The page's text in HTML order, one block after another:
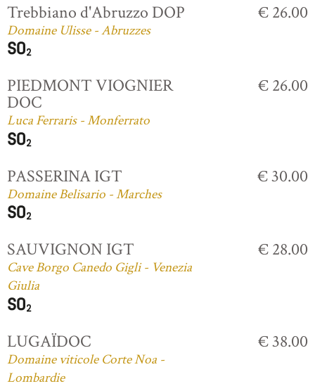
Trebbiano d'Abruzzo DOP
Domaine Ulisse - Abruzzes
€ 26.00
PIEDMONT VIOGNIER
DOC
Luca Ferraris - Monferrato
€ 26.00
PASSERINA IGT
Domaine Belisario - Marches
€ 30.00
SAUVIGNON IGT
Cave Borgo Canedo Gigli - Venezia
Giulia
€ 28.00
LUGAÏDOC
Domaine viticole Corte Noa -
Lombardie
€ 38.00